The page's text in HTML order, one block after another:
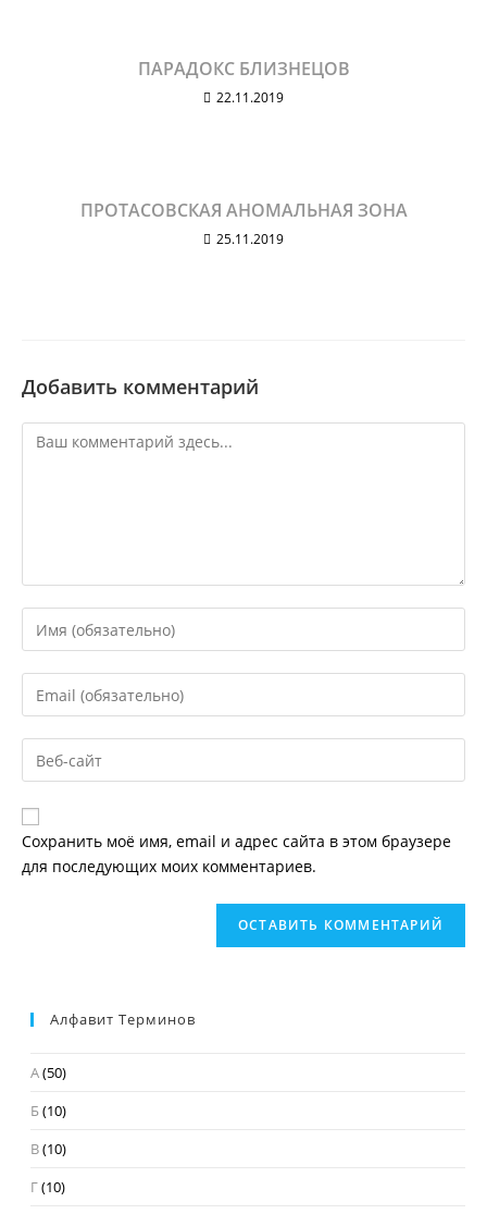
ПАРАДОКС БЛИЗНЕЦОВ
22.11.2019
ПРОТАСОВСКАЯ АНОМАЛЬНАЯ ЗОНА
25.11.2019
Добавить комментарий
Комментарий
имя
или
имя
пользователя,
чтобы
Введите
email-
адрес,
чтобы
прокомментировать
Введите
веб-
сайта
(необязательно)
Сохранить моё имя, email и адрес сайта в этом браузере
для последующих моих комментариев.
Алфавит Терминов
А(50)
Б(10)
В(10)
Г(10)